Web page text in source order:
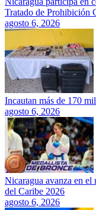
Tratado de Prohibición
agosto 6, 2026
Incautan más de 170
agosto 6, 2026
Nicaragua avanza en el
del Caribe 2026
agosto 6, 2026